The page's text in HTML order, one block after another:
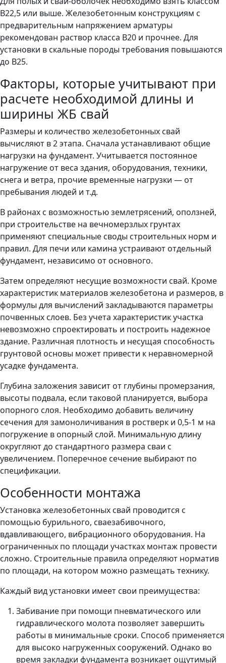
В22,5 или выше. Железобетонным конструкциям с
предварительным напряжением арматуры
рекомендован раствор класса В20 и прочнее. Для
установки в скальные породы требования повышаются
до В25.
Факторы, которые учитывают при
расчете необходимой длины и
ширины ЖБ свай
Размеры и количество железобетонных свай
вычисляют в 2 этапа. Сначала устанавливают общие
нагрузки на фундамент. Учитывается постоянное
нагружение от веса здания, оборудования, техники,
снега и ветра, прочие временные нагрузки — от
пребывания людей и т.д.
В районах с возможностью землетрясений, оползней,
при строительстве на вечномерзлых грунтах
применяют специальные своды строительных норм и
правил. Для печи или камина устраивают отдельный
фундамент, независимо от основного.
Затем определяют несущие возможности свай. Кроме
характеристик материалов железобетона и размеров, в
формулы для вычислений закладываются параметры
почвенных слоев. Без учета характеристик участка
невозможно спроектировать и построить надежное
здание. Различная плотность и несущая способность
грунтовой основы может привести к неравномерной
усадке фундамента.
Глубина заложения зависит от глубины промерзания,
высоты подвала, если таковой планируется, выбора
опорного слоя. Необходимо добавить величину
сечения для замоноличивания в ростверк и 0,5-1 м на
погружение в опорный слой. Минимальную длину
округляют до стандартного размера сваи с
увеличением. Поперечное сечение выбирают по
спецификации.
Особенности монтажа
Установка железобетонных свай проводится с
помощью бурильного, сваезабивочного,
вдавливающего, вибрационного оборудования. На
ограниченных по площади участках монтаж провести
сложно. Строительные правила определяют норматив
по площади, на котором можно размещать технику.
Каждый вид установки имеет свои преимущества:
Забивание при помощи пневматического или
гидравлического молота позволяет завершить
работы в минимальные сроки. Способ применяется
для высоко нагруженных сооружений. Однако во
время закладки фундамента возникает ощутимый